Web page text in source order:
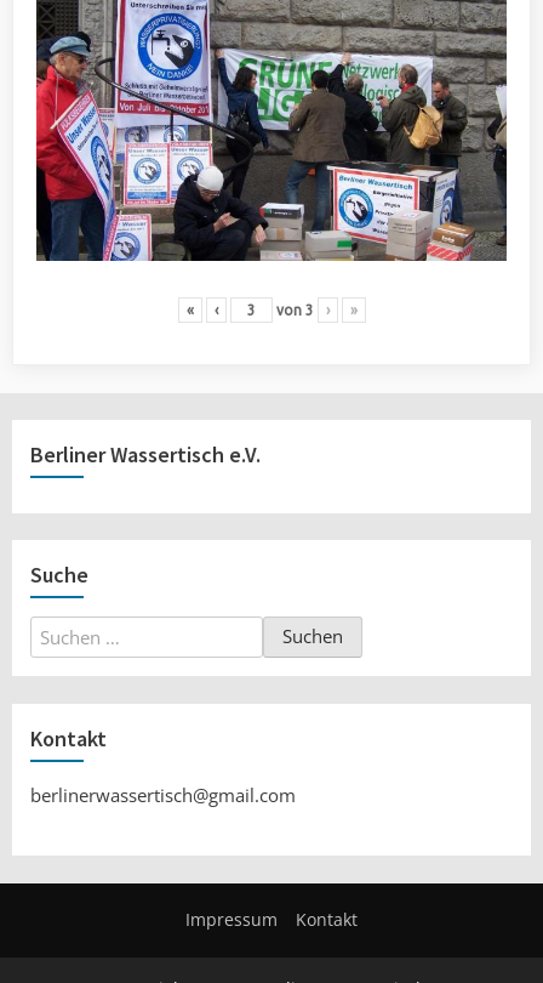
« ‹ von 3 › »
Berliner Wassertisch e.V.
Suche
Suchen
nach:
Kontakt
berlinerwassertisch@gmail.com
Impressum Kontakt